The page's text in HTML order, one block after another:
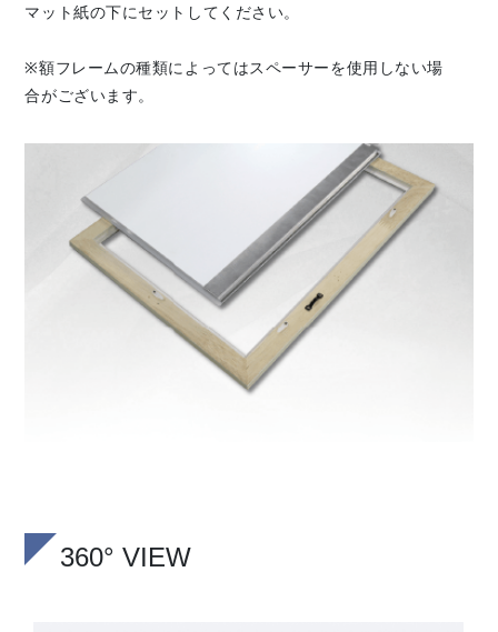
マット紙の下にセットしてください。
※額フレームの種類によってはスペーサーを使用しない場
合がございます。
360° VIEW